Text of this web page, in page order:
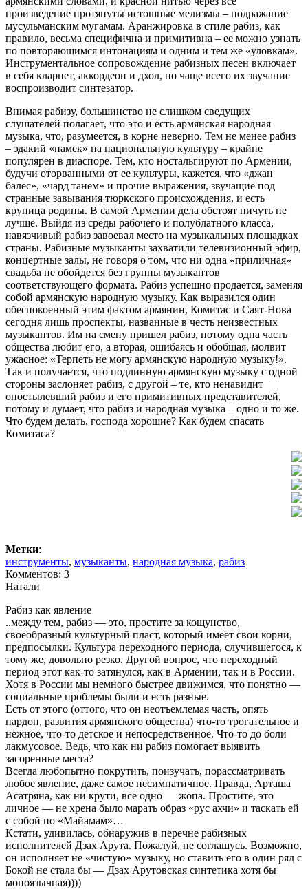
произведение протянуты истошные мелизмы – подражание
мусульманским мугамам. Аранжировка в стиле рабиз, как
правило, весьма специфична и примитивна – ее можно узнать
по повторяющимся интонациям и одним и тем же «уловкам».
Инструментальное сопровождение рабизных песен включает
в себя кларнет, аккордеон и дхол, но чаще всего их звучание
воспроизводит синтезатор.
Внимая рабизу, большинство не слишком сведущих
слушателей полагает, что это и есть армянская народная
музыка, что, разумеется, в корне неверно. Тем не менее рабиз
– эдакий «намек» на национальную культуру – крайне
популярен в диаспоре. Тем, кто ностальгируют по Армении,
будучи оторванными от ее культуры, кажется, что «джан
балес», «чард танем» и прочие выражения, звучащие под
странные завывания тюркского происхождения, и есть
крупица родины. В самой Армении дела обстоят ничуть не
лучше. Выйдя из среды рабочего и полублатного класса,
навязчивый рабиз завоевал место на музыкальных площадках
страны. Рабизные музыканты захватили телевизионный эфир,
концертные залы, не говоря о том, что ни одна «приличная»
свадьба не обойдется без группы музыкантов
соответствующего формата. Рабиз успешно продается, заменяя
собой армянскую народную музыку. Как выразился один
обеспокоенный этим фактом армянин, Комитас и Саят-Нова
сегодня лишь проспекты, названные в честь неизвестных
музыкантов. Им на смену пришел рабиз, потому одна часть
общества любит его, а вторая, ошибаясь и обобщая, молвит
ужасное: «Терпеть не могу армянскую народную музыку!».
Так и получается, что подлинную армянскую музыку с одной
стороны заслоняет рабиз, с другой – те, кто ненавидит
опостылевший рабиз и его примитивных представителей,
потому и думает, что рабиз и народная музыка – одно и то же.
Что будем делать, господа хорошие? Как будем спасать
Комитаса?
Метки:
инструменты, музыканты, народная музыка, рабиз
Комментов: 3
Натали
Рабиз как явление
..между тем, рабиз — это, простите за кощунство,
своеобразный культурный пласт, который имеет свои корни,
предпосылки. Культура переходного периода, случившегося, к
тому же, довольно резко. Другой вопрос, что переходный
период этот как-то затянулся, как в Армении, так и в России.
Хотя в России мы немного быстрее движимся, что понятно —
социальные проблемы были и есть разные.
Есть от этого (оттого, что он неотъемлемая часть, опять
пардон, развития армянского общества) что-то трогательное и
нежное, что-то детское и непосредственное. Что-то до боли
лакмусовое. Ведь, что как ни рабиз помогает выявить
засоренные места?
Всегда любопытно покрутить, поизучать, порассматривать
любое явление, даже самое несимпатичное. Правда, Арташа
Асатряна, как ни крути, все одно — жопа. Простите, это
личное — не хрена было марать образ «рус ахчи» и таскать ей
с собой по «Майамам»…
Кстати, удивилась, обнаружив в перечне рабизных
исполнителей Дзах Арута. Пожалуй, не соглашусь. Возможно,
он исполняет не «чистую» музыку, но ставить его в один ряд с
Бокой не стала бы — Дзах Арутовская синтетика хотя бы
моноязычная))))